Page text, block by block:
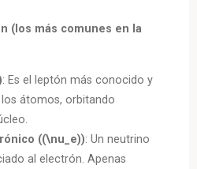
(los más comunes en la
: Es el leptón más conocido y
átomos, orbitando
((\nu_e)): Un neutrino
al electrón. Apenas